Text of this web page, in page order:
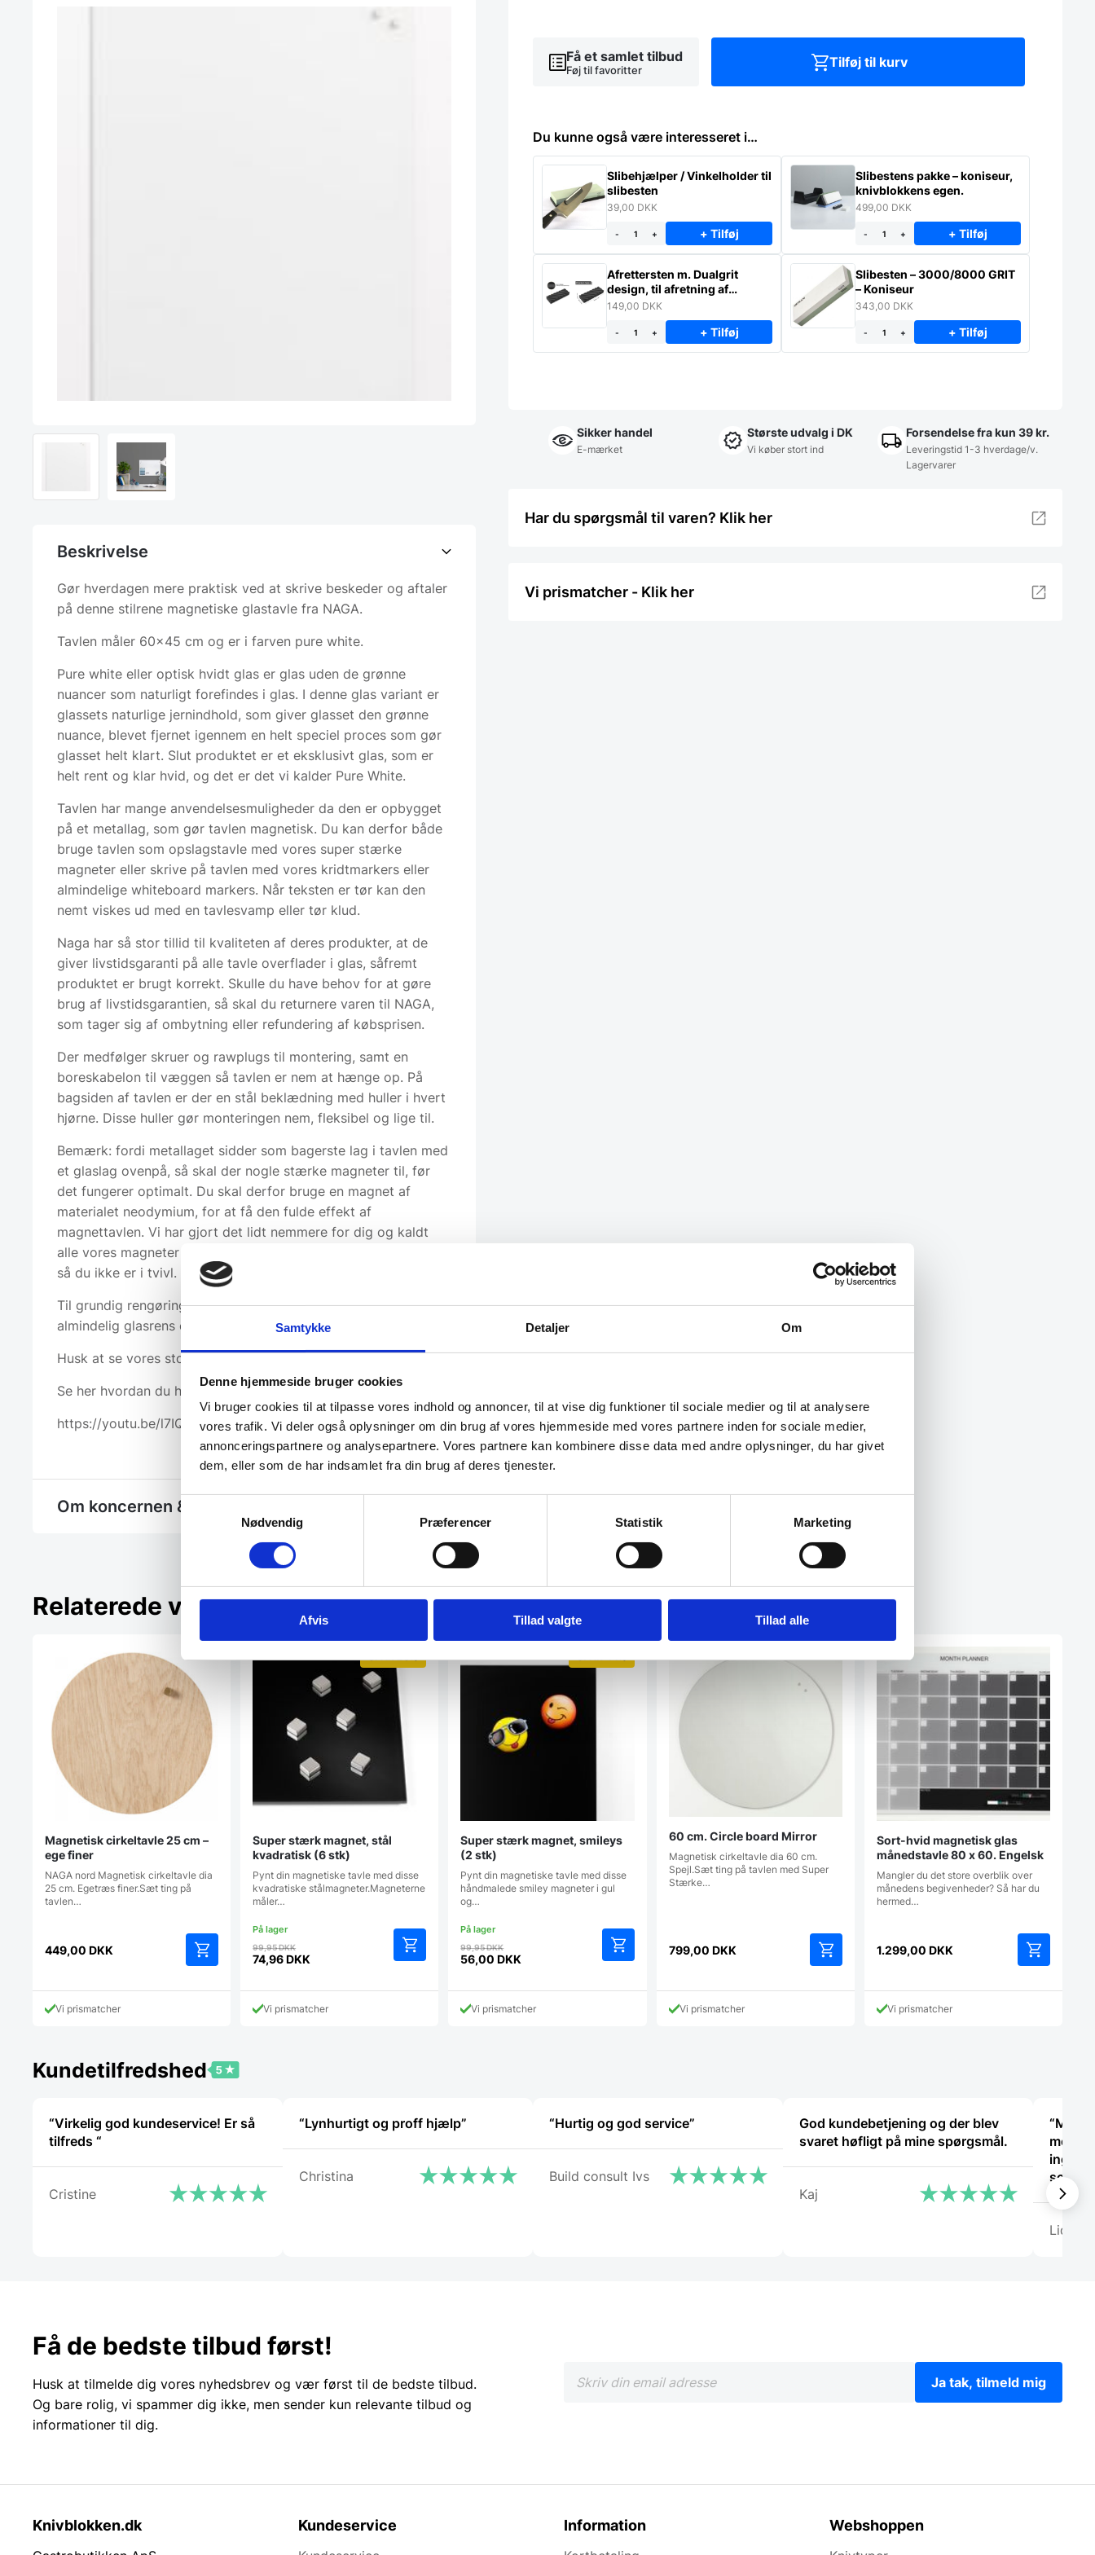
Samtykke Detaljer Om
Denne hjemmeside bruger cookies
Vi bruger cookies til at tilpasse vores indhold og annoncer, til at vise dig funktioner til sociale medier og til at analysere
vores trafik. Vi deler også oplysninger om din brug af vores hjemmeside med vores partnere inden for sociale medier,
annonceringspartnere og analysepartnere. Vores partnere kan kombinere disse data med andre oplysninger, du har givet
dem, eller som de har indsamlet fra din brug af deres tjenester.
Samtykkevalg
Nødvendig
Præferencer Statistik Marketing
Afvis Tillad valgte Tillad alle
Beskrivelse
Gør hverdagen mere praktisk ved at skrive beskeder og aftaler
på denne stilrene magnetiske glastavle fra NAGA.
Tavlen måler 60×45 cm og er i farven pure white.
Pure white eller optisk hvidt glas er glas uden de grønne
nuancer som naturligt forefindes i glas. I denne glas variant er
glassets naturlige jernindhold, som giver glasset den grønne
nuance, blevet fjernet igennem en helt speciel proces som gør
glasset helt klart. Slut produktet er et eksklusivt glas, som er
helt rent og klar hvid, og det er det vi kalder Pure White.
Tavlen har mange anvendelsesmuligheder da den er opbygget
på et metallag, som gør tavlen magnetisk. Du kan derfor både
bruge tavlen som opslagstavle med vores super stærke
magneter eller skrive på tavlen med vores kridtmarkers eller
almindelige whiteboard markers. Når teksten er tør kan den
nemt viskes ud med en tavlesvamp eller tør klud.
Naga har så stor tillid til kvaliteten af deres produkter, at de
giver livstidsgaranti på alle tavle overflader i glas, såfremt
produktet er brugt korrekt. Skulle du have behov for at gøre
brug af livstidsgarantien, så skal du returnere varen til NAGA,
som tager sig af ombytning eller refundering af købsprisen.
Der medfølger skruer og rawplugs til montering, samt en
boreskabelon til væggen så tavlen er nem at hænge op. På
bagsiden af tavlen er der en stål beklædning med huller i hvert
hjørne. Disse huller gør monteringen nem, fleksibel og lige til.
Bemærk: fordi metallaget sidder som bagerste lag i tavlen med
et glaslag ovenpå, så skal der nogle stærke magneter til, før
det fungerer optimalt. Du skal derfor bruge en magnet af
materialet neodymium, for at få den fulde effekt af
magnettavlen. Vi har gjort det lidt nemmere for dig og kaldt
alle vores magneter med neodymium for ”super stærk magnet”
så du ikke er i tvivl.
Til grundig rengøring af tavlen skal du bruge tavlerens eller
almindelig glasrens og en blød klud som ikke ridser.
Husk at se vores store udvalg af tilbehør til magnettavlerne
Se her hvordan du hænger din glastavle op:
https://youtu.be/l7IQzTVSNCg
Om koncernen & god kvalitet
cm
antal
Få et samlet tilbud
Føj til favoritter Tilføj til kurv
Du kunne også være interesseret i…
Slibehjælper / Vinkelholder til
slibesten
39,00 DKK
- + + Tilføj
Afrettersten m. Dualgrit
design, til afretning af
slibesten
149,00 DKK
- + + Tilføj
Slibestens pakke – koniseur,
knivblokkens egen.
499,00 DKK
- + + Tilføj
Slibesten – 3000/8000 GRIT
– Koniseur
343,00 DKK
- + + Tilføj
Sikker handel
E-mærket
Største udvalg i DK
Vi køber stort ind
Forsendelse fra kun 39 kr.
Leveringstid 1-3 hverdage/v.
Lagervarer
Har du spørgsmål til varen? Klik her
Vi prismatcher - Klik her
Relaterede varer
Magnetisk cirkeltavle 25 cm –
ege finer
NAGA nord Magnetisk cirkeltavle dia
25 cm. Egetræs finer.Sæt ting på
tavlen…
449,00 DKK
Vi prismatcher
SPAR 25%
Super stærk magnet, stål
kvadratisk (6 stk)
Pynt din magnetiske tavle med disse
kvadratiske stålmagneter.Magneterne
måler…
99,95DKKDen
oprindelige
var:
99,95 DKK.
74,96DKK
aktuelle
pris
er:Vi prismatcher
SPAR 44%
Super stærk magnet, smileys
(2 stk)
Pynt din magnetiske tavle med disse
håndmalede smiley magneter i gul
og…
99,95DKKDen
oprindelige
var:
99,95 DKK.
56,00DKK
aktuelle
pris
er:Vi prismatcher
60 cm. Circle board Mirror
Magnetisk cirkeltavle dia 60 cm.
Spejl.Sæt ting på tavlen med Super
Stærke…
799,00 DKK
Vi prismatcher
Sort-hvid magnetisk glas
månedstavle 80 x 60. Engelsk
Mangler du det store overblik over
månedens begivenheder? Så har du
hermed…
1.299,00 DKK
Vi prismatcher
Kundetilfredshed
“Virkelig god kundeservice! Er så
tilfreds “
Cristine
“Lynhurtigt og proff hjælp”
Christina
“Hurtig og god service”
Build consult Ivs
God kundebetjening og der blev
svaret høfligt på mine spørgsmål.
Kaj
med
ingen
som
Lida
Få de bedste tilbud først!
Husk at tilmelde dig vores nyhedsbrev og vær først til de bedste tilbud.
Og bare rolig, vi spammer dig ikke, men sender kun relevante tilbud og
informationer til dig.
Ja tak, tilmeld mig
Knivblokken.dk Kundeservice Information Webshoppen